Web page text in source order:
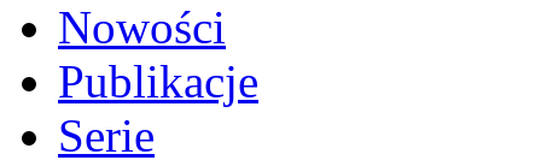
Nowości
Publikacje
Serie